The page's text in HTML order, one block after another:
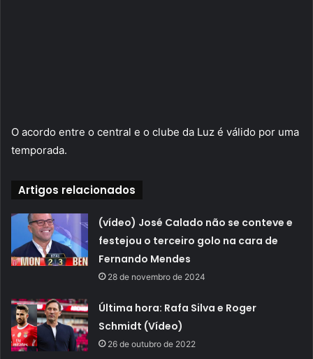
O acordo entre o central e o clube da Luz é válido por uma
temporada.
Artigos relacionados
(vídeo) José Calado não se conteve e
festejou o terceiro golo na cara de
Fernando Mendes
28 de novembro de 2024
Última hora: Rafa Silva e Roger
Schmidt (Vídeo)
26 de outubro de 2022